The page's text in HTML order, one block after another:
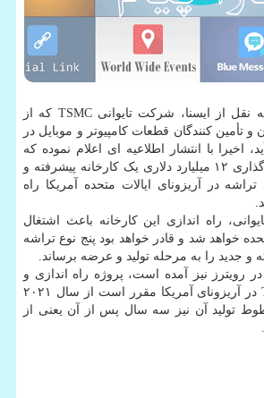
به گزارش کارا پیام به نقل از ایسنا، شرکت تایوانی TSMC که از
و تأمین کنندگان قطعات کامپیوتر و موبایل در
با انتشار اطلاعیه ای اعلام نموده که
می خواهد با سرمایه گذاری ۱۲ میلیارد دلاری یک کارخانه پیشرفته و
در آریزونای ایالات متحده آمریکا راه
راه اندازی این کارخانه باعث اشتغال
متحده خواهد شد و قادر خواهد بود پنج نوع تراشه
و جدید را به مرحله تولید و عرضه برساند.
رویترز نیز آمده است، پروژه راه اندازی و
ساخت کارخانه TSMC در آریزونای آمریکا مقرر است از سال ۲۰۲۱
تولید آن نیز سه سال پس از آن یعنی از